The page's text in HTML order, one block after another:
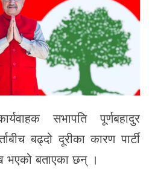
सभापति पूर्णबहादुर
बढ्दो दूरीका कारण पार्टी
भएको बताएका छन् ।